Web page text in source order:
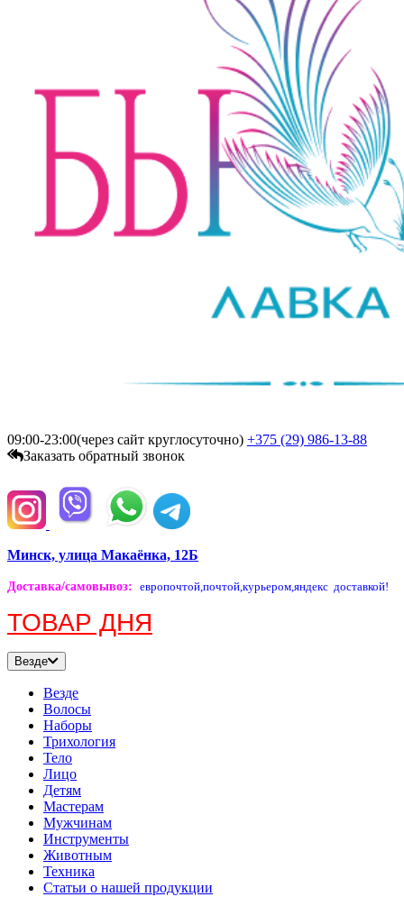
09:00-23:00(через сайт круглосуточно) +375 (29) 986-13-88
Заказать обратный звонок
Минск, улица Макаёнка, 12Б
Доставка/самовывоз: европочтой,почтой,курьером,яндекс доставкой!
ТОВАР ДНЯ
Везде
Везде
Волосы
Наборы
Трихология
Тело
Лицо
Детям
Мастерам
Мужчинам
Инструменты
Животным
Техника
Статьи о нашей продукции